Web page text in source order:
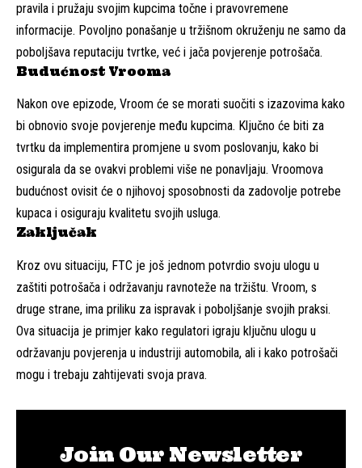
pravila i pružaju svojim kupcima točne i pravovremene
informacije. Povoljno ponašanje u tržišnom okruženju ne samo da
poboljšava reputaciju tvrtke, već i jača povjerenje potrošača.
Budućnost Vrooma
Nakon ove epizode, Vroom će se morati suočiti s izazovima kako
bi obnovio svoje povjerenje među kupcima. Ključno će biti za
tvrtku da implementira promjene u svom poslovanju, kako bi
osigurala da se ovakvi problemi više ne ponavljaju. Vroomova
budućnost ovisit će o njihovoj sposobnosti da zadovolje potrebe
kupaca i osiguraju kvalitetu svojih usluga.
Zaključak
Kroz ovu situaciju, FTC je još jednom potvrdio svoju ulogu u
zaštiti potrošača i održavanju ravnoteže na tržištu. Vroom, s
druge strane, ima priliku za ispravak i poboljšanje svojih praksi.
Ova situacija je primjer kako regulatori igraju ključnu ulogu u
održavanju povjerenja u industriji automobila, ali i kako potrošači
mogu i trebaju zahtijevati svoja prava.
Join Our Newsletter